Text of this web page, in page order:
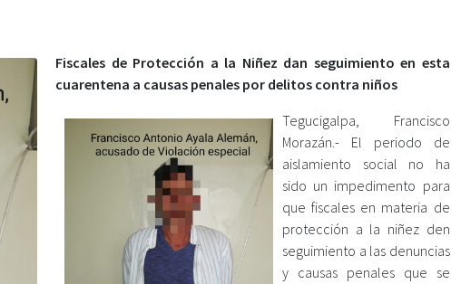
Fiscales de Protección a la Niñez dan seguimiento en esta
cuarentena a causas penales por delitos contra niños
Tegucigalpa, Francisco
Morazán.- El periodo de
aislamiento social no ha
sido un impedimento para
que fiscales en materia de
protección a la niñez den
seguimiento a las denuncias
y causas penales que se